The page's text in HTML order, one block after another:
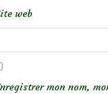
web
mon nom,